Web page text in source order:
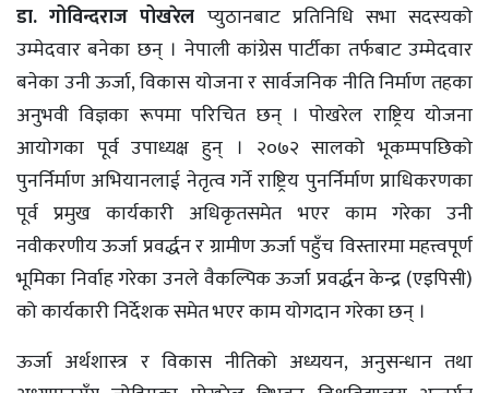
डा. गोविन्दराज पोखरेल प्युठानबाट प्रतिनिधि सभा सदस्यको
उम्मेदवार बनेका छन् । नेपाली कांग्रेस पार्टीका तर्फबाट उम्मेदवार
बनेका उनी ऊर्जा, विकास योजना र सार्वजनिक नीति निर्माण तहका
अनुभवी विज्ञका रूपमा परिचित छन् । पोखरेल राष्ट्रिय योजना
आयोगका पूर्व उपाध्यक्ष हुन् । २०७२ सालको भूकम्पपछिको
पुनर्निर्माण अभियानलाई नेतृत्व गर्ने राष्ट्रिय पुनर्निर्माण प्राधिकरणका
पूर्व प्रमुख कार्यकारी अधिकृतसमेत भएर काम गरेका उनी
नवीकरणीय ऊर्जा प्रवर्द्धन र ग्रामीण ऊर्जा पहुँच विस्तारमा महत्त्वपूर्ण
भूमिका निर्वाह गरेका उनले वैकल्पिक ऊर्जा प्रवर्द्धन केन्द्र (एइपिसी)
को कार्यकारी निर्देशक समेत भएर काम योगदान गरेका छन् ।
ऊर्जा अर्थशास्त्र र विकास नीतिको अध्ययन, अनुसन्धान तथा